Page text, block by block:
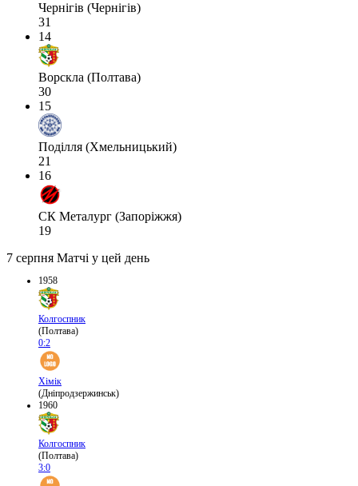
Чернігів (Чернігів)
31
14
Ворскла (Полтава)
30
15
Поділля (Хмельницький)
21
16
СК Металург (Запоріжжя)
19
7 серпня Матчі у цей день
1958
Колгоспник
(Полтава)
0:2
Хімік
(Дніпродзержинськ)
1960
Колгоспник
(Полтава)
3:0